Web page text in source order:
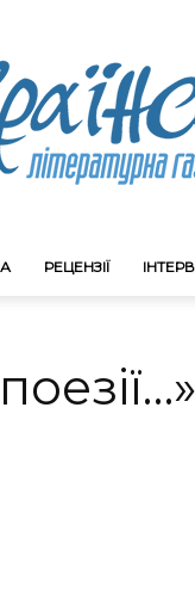
РЕЦЕНЗІЇ